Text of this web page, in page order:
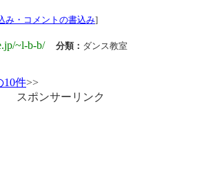
み・コメントの書込み]
~l-b-b/ 分類： ダンス教室
10件>>
スポンサーリンク